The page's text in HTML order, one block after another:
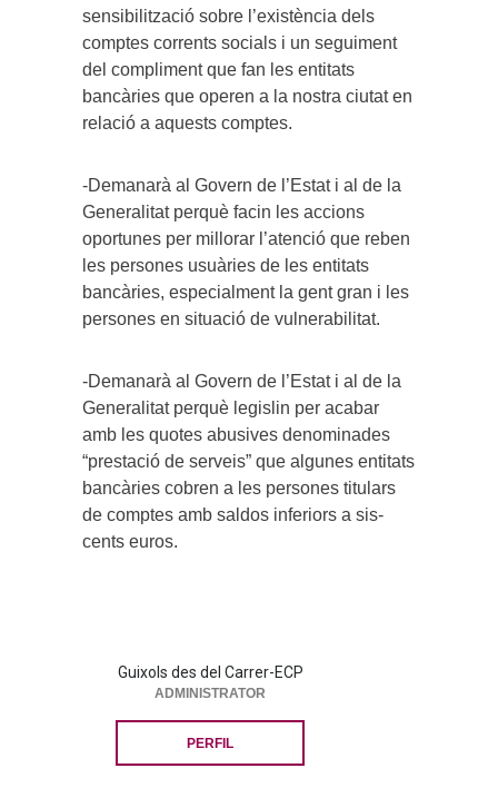
sensibilització sobre l’existència dels
comptes corrents socials i un seguiment
del compliment que fan les entitats
bancàries que operen a la nostra ciutat en
relació a aquests comptes.
-Demanarà al Govern de l’Estat i al de la
Generalitat perquè facin les accions
oportunes per millorar l’atenció que reben
les persones usuàries de les entitats
bancàries, especialment la gent gran i les
persones en situació de vulnerabilitat.
-Demanarà al Govern de l’Estat i al de la
Generalitat perquè legislin per acabar
amb les quotes abusives denominades
“prestació de serveis” que algunes entitats
bancàries cobren a les persones titulars
de comptes amb saldos inferiors a sis-
cents euros.
Guixols des del Carrer-ECP
ADMINISTRATOR
PERFIL